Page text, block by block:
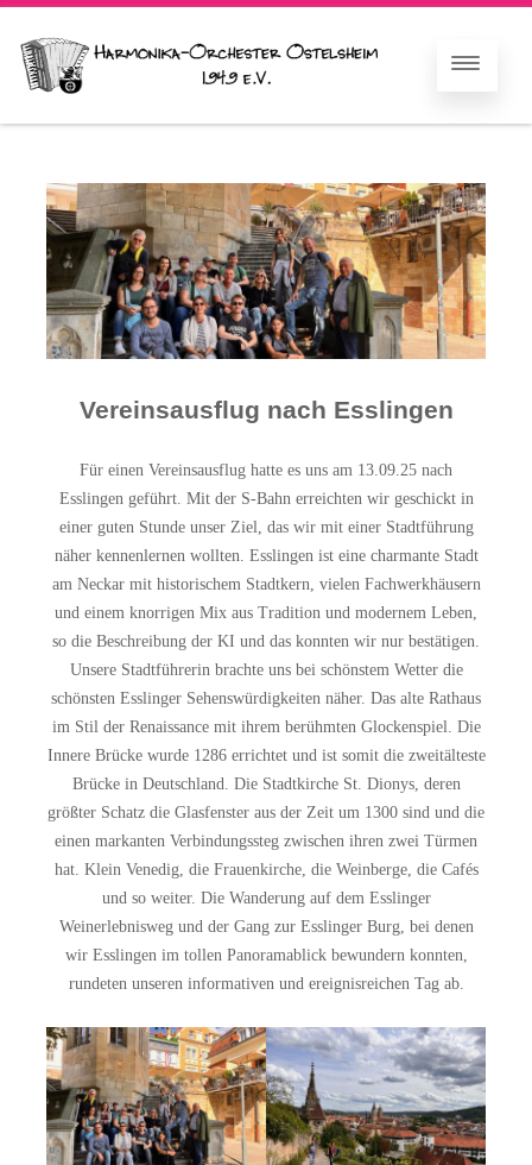
Vereinsausflug nach Esslingen
Für einen Vereinsausflug hatte es uns am 13.09.25 nach
Esslingen geführt. Mit der S-Bahn erreichten wir geschickt in
einer guten Stunde unser Ziel, das wir mit einer Stadtführung
näher kennenlernen wollten. Esslingen ist eine charmante Stadt
am Neckar mit historischem Stadtkern, vielen Fachwerkhäusern
und einem knorrigen Mix aus Tradition und modernem Leben,
so die Beschreibung der KI und das konnten wir nur bestätigen.
Unsere Stadtführerin brachte uns bei schönstem Wetter die
schönsten Esslinger Sehenswürdigkeiten näher. Das alte Rathaus
im Stil der Renaissance mit ihrem berühmten Glockenspiel. Die
Innere Brücke wurde 1286 errichtet und ist somit die zweitälteste
Brücke in Deutschland. Die Stadtkirche St. Dionys, deren
größter Schatz die Glasfenster aus der Zeit um 1300 sind und die
einen markanten Verbindungssteg zwischen ihren zwei Türmen
hat. Klein Venedig, die Frauenkirche, die Weinberge, die Cafés
und so weiter. Die Wanderung auf dem Esslinger
Weinerlebnisweg und der Gang zur Esslinger Burg, bei denen
wir Esslingen im tollen Panoramablick bewundern konnten,
rundeten unseren informativen und ereignisreichen Tag ab.